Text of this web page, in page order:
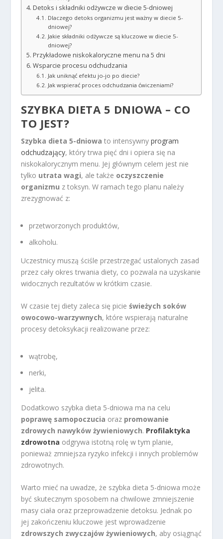
Detoks i składniki odżywcze w diecie 5-dniowej
Dlaczego detoks organizmu jest ważny w diecie 5-
dniowej?
Jakie składniki odżywcze są kluczowe w diecie 5-
dniowej?
Przykładowe niskokaloryczne menu na 5 dni
Wsparcie procesu odchudzania
Jak uniknąć efektu jo-jo po diecie?
Jak wspierać proces odchudzania ćwiczeniami?
SZYBKA DIETA 5 DNIOWA – CO
TO JEST?
Szybka dieta 5-dniowa to intensywnyprogram
odchudzający, który trwa pięć dni i opiera się na
niskokalorycznym menu. Jej głównym celem jest nie
tylko utrata wagi, ale także oczyszczenie
organizmu z toksyn. W ramach tego planu należy
zrezygnować z:
przetworzonych produktów,
alkoholu.
Uczestnicy muszą ściśle przestrzegać ustalonych zasad
przez cały okres trwania diety, co pozwala na uzyskanie
widocznych rezultatów w krótkim czasie.
W czasie tej diety zaleca się picieświeżych soków
owocowo-warzywnych, które wspierają naturalne
procesy detoksykacji realizowane przez:
wątrobę,
nerki,
jelita.
Dodatkowo szybka dieta 5-dniowa ma na celu
poprawę samopoczucia oraz promowanie
zdrowych nawyków żywieniowych. Profilaktyka
zdrowotna odgrywa istotną rolę w tym planie,
ponieważ zmniejsza ryzyko infekcji i innych problemów
zdrowotnych.
Warto mieć na uwadze, że szybka dieta 5-dniowa może
być skutecznym sposobem na chwilowe zmniejszenie
masy ciała oraz przeprowadzenie detoksu. Jednak po
jej zakończeniu kluczowe jest wprowadzenie
zdrowszych zwyczajów żywieniowych, aby osiągnąć